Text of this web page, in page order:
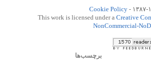
Cookie Policy
This work is licensed under a Creative
NonCommercial-
برچسب‌ها